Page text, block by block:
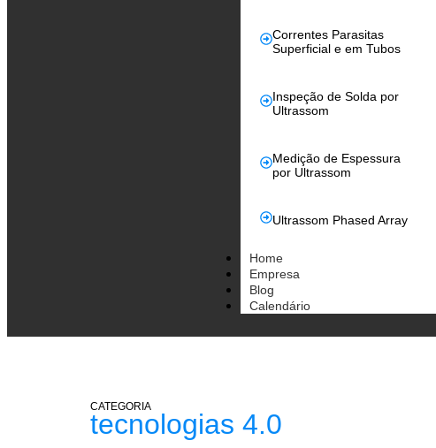
Correntes Parasitas
Superficial e em Tubos
Inspeção de Solda por
Ultrassom
Medição de Espessura
por Ultrassom
Ultrassom Phased Array
Home
Empresa
Blog
Calendário
CATEGORIA
tecnologias 4.0